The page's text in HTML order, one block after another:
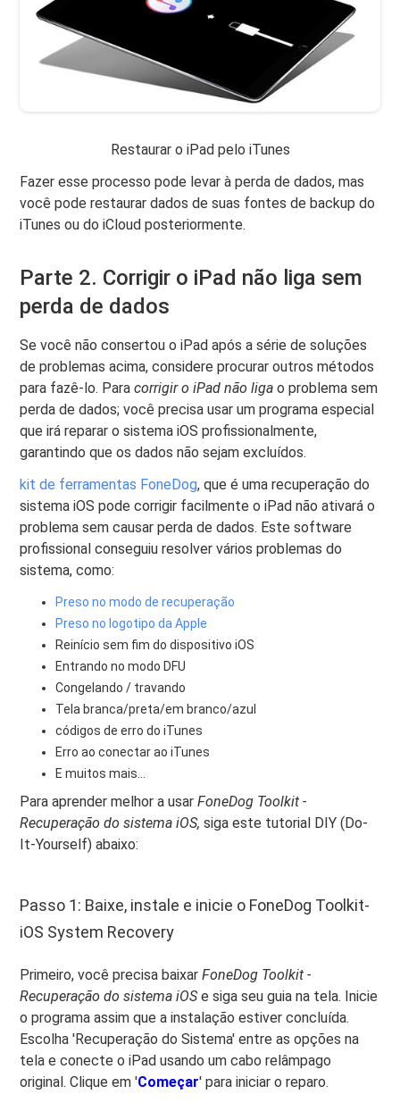
Restaurar o iPad pelo iTunes
Fazer esse processo pode levar à perda de dados, mas
você pode restaurar dados de suas fontes de backup do
iTunes ou do iCloud posteriormente.
Parte 2. Corrigir o iPad não liga sem
perda de dados
Se você não consertou o iPad após a série de soluções
de problemas acima, considere procurar outros métodos
para fazê-lo. Paracorrigir o iPad não liga o problema sem
perda de dados; você precisa usar um programa especial
que irá reparar o sistema iOS profissionalmente,
garantindo que os dados não sejam excluídos.
kit de ferramentas FoneDog, que é uma recuperação do
sistema iOS pode corrigir facilmente o iPad não ativará o
problema sem causar perda de dados. Este software
profissional conseguiu resolver vários problemas do
sistema, como:
Preso no modo de recuperação
Preso no logotipo da Apple
Reinício sem fim do dispositivo iOS
Entrando no modo DFU
Congelando / travando
Tela branca/preta/em branco/azul
códigos de erro do iTunes
Erro ao conectar ao iTunes
E muitos mais…
Para aprender melhor a usarFoneDog Toolkit -
Recuperação do sistema iOS,siga este tutorial DIY (Do-
It-Yourself) abaixo:
Passo 1: Baixe, instale e inicie o FoneDog Toolkit-
iOS System Recovery
Primeiro, você precisa baixarFoneDog Toolkit -
Recuperação do sistema iOSe siga seu guia na tela. Inicie
o programa assim que a instalação estiver concluída.
Escolha 'Recuperação do Sistema' entre as opções na
tela e conecte o iPad usando um cabo relâmpago
original. Clique em 'Começar' para iniciar o reparo.